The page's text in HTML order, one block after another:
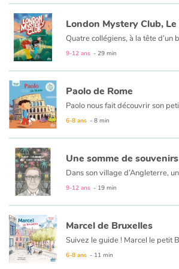
Documentaires
En famille
Quotidien et loisirs
À l'école
Fêtes et évènements
Amour et amitié
Sujets de société
Émotions et sentiments
9-12 ans - 29 min
Paolo de Rome
6-8 ans - 8 min
Une somme de souvenirs
9-12 ans - 19 min
Marcel de Bruxelles
6-8 ans - 11 min